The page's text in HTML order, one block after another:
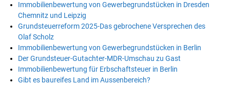
Immobilienbewertung von Gewerbegrundstücken in Dresden
Chemnitz und Leipzig
Grundsteuerreform 2025-Das gebrochene Versprechen des
Olaf Scholz
Immobilienbewertung von Gewerbegrundstücken in Berlin
Der Grundsteuer-Gutachter-MDR-Umschau zu Gast
Immobilienbewertung für Erbschaftsteuer in Berlin
Gibt es baureifes Land im Aussenbereich?